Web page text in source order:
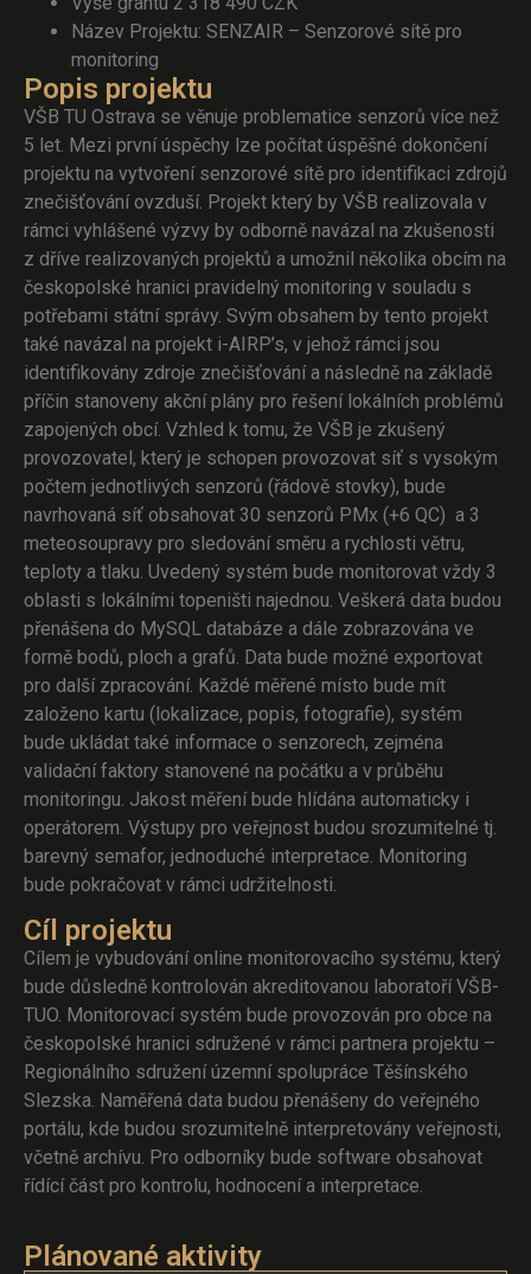
Název Projektu: SENZAIR – Senzorové sítě pro
monitoring
Popis projektu
VŠB TU Ostrava se věnuje problematice senzorů více než
5 let. Mezi první úspěchy lze počítat úspěšné dokončení
projektu na vytvoření senzorové sítě pro identifikaci zdrojů
znečišťování ovzduší. Projekt který by VŠB realizovala v
rámci vyhlášené výzvy by odborně navázal na zkušenosti
z dříve realizovaných projektů a umožnil několika obcím na
českopolské hranici pravidelný monitoring v souladu s
potřebami státní správy. Svým obsahem by tento projekt
také navázal na projekt i-AIRP’s, v jehož rámci jsou
identifikovány zdroje znečišťování a následně na základě
příčin stanoveny akční plány pro řešení lokálních problémů
zapojených obcí. Vzhled k tomu, že VŠB je zkušený
provozovatel, který je schopen provozovat síť s vysokým
počtem jednotlivých senzorů (řádově stovky), bude
navrhovaná síť obsahovat 30 senzorů PMx (+6 QC) a 3
meteosoupravy pro sledování směru a rychlosti větru,
teploty a tlaku. Uvedený systém bude monitorovat vždy 3
oblasti s lokálními topeništi najednou. Veškerá data budou
přenášena do MySQL databáze a dále zobrazována ve
formě bodů, ploch a grafů. Data bude možné exportovat
pro další zpracování. Každé měřené místo bude mít
založeno kartu (lokalizace, popis, fotografie), systém
bude ukládat také informace o senzorech, zejména
validační faktory stanovené na počátku a v průběhu
monitoringu. Jakost měření bude hlídána automaticky i
operátorem. Výstupy pro veřejnost budou srozumitelné tj.
barevný semafor, jednoduché interpretace. Monitoring
bude pokračovat v rámci udržitelnosti.
Cíl projektu
Cílem je vybudování online monitorovacího systému, který
bude důsledně kontrolován akreditovanou laboratoří VŠB-
TUO. Monitorovací systém bude provozován pro obce na
českopolské hranici sdružené v rámci partnera projektu –
Regionálního sdružení územní spolupráce Těšínského
Slezska. Naměřená data budou přenášeny do veřejného
portálu, kde budou srozumitelně interpretovány veřejnosti,
včetně archívu. Pro odborníky bude software obsahovat
řídící část pro kontrolu, hodnocení a interpretace.
Plánované aktivity